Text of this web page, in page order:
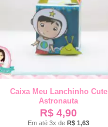
Caixa Meu Lanchinho Cute
Astronauta
R$ 4,90
Em até 3x de R$ 1,63